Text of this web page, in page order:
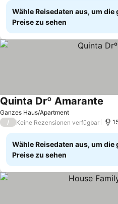
Wähle Reisedaten aus, um die
Preise zu sehen
Ganzes Haus/Apartment
Quinta Drº Amarante
/ Keine Rezensionen verfügbar
Wähle Reisedaten aus, um die
Preise zu sehen